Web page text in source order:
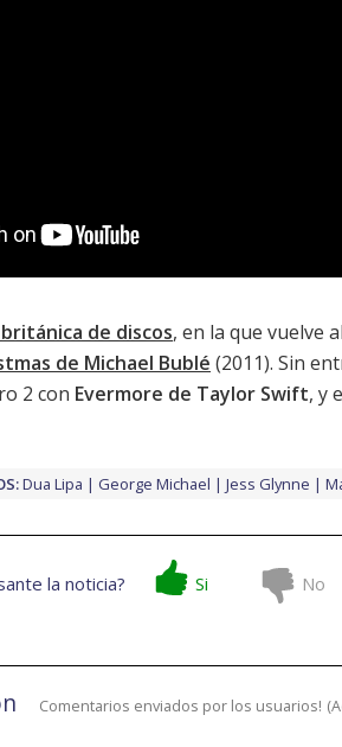
de discos, en la que vuelve
de Michael Bublé (2011). Sin
2 con Evermore de Taylor Swift, y
Dua Lipa George Michael Jess Glynne
la noticia? Si No
Comentarios enviados por los usuarios! (